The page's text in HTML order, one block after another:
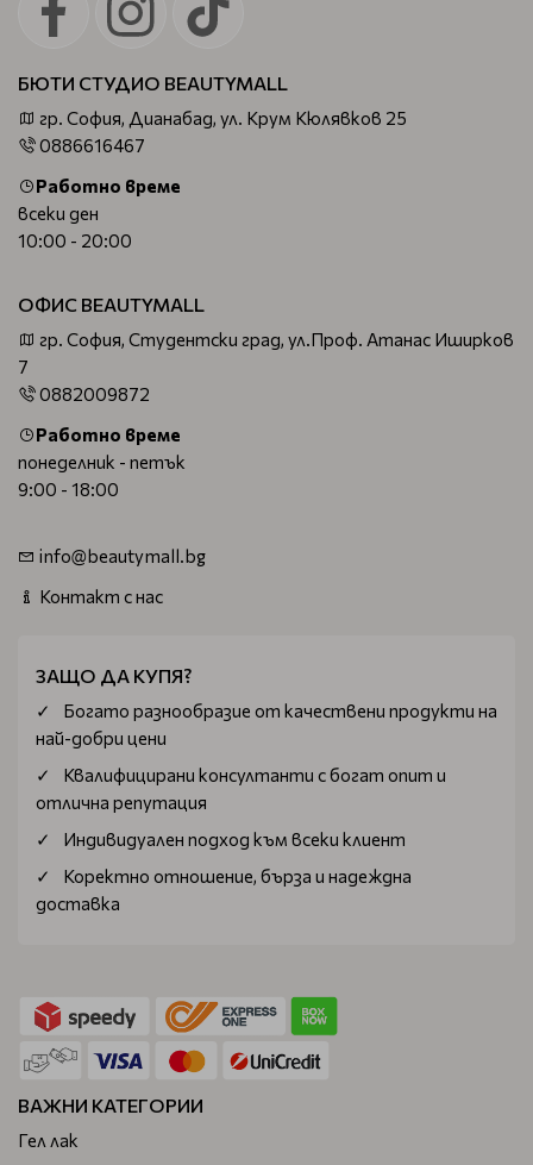
БЮТИ СТУДИО BEAUTYMALL
гр. София, Дианабад, ул. Крум Кюлявков 25
0886616467
Работно време
всеки ден
10:00 - 20:00
ОФИС BEAUTYMALL
гр. София, Студентски град, ул.Проф. Атанас Иширков
7
0882009872
Работно време
понеделник - петък
9:00 - 18:00
info@beautymall.bg
Контакт с нас
ЗАЩО ДА КУПЯ?
Богатo разнообразие от качествени продукти на
най-добри цени
Квалифицирани консултанти с богат опит и
отлична репутация
Индивидуален подход към всеки клиент
Коректно отношение, бърза и надеждна
доставка
ВАЖНИ КАТЕГОРИИ
Гел лак